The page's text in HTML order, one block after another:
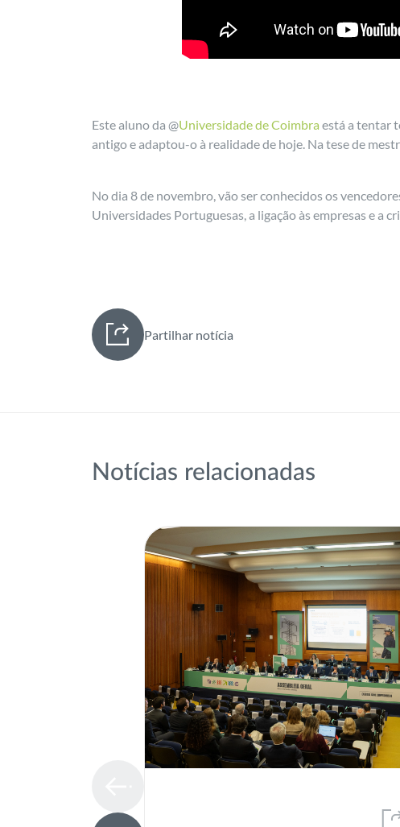
Este aluno da @Universidade de Coimbra está a tentar
antigo e adaptou-o à realidade de hoje. Na tese de
No dia 8 de novembro, vão ser conhecidos os
Universidades Portuguesas, a ligação às empresas e a
Partilhar notícia
Notícias relacionadas